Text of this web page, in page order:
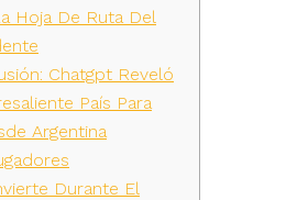
Hoja De Ruta Del
Chatgpt Reveló
País Para
Argentina
Durante El